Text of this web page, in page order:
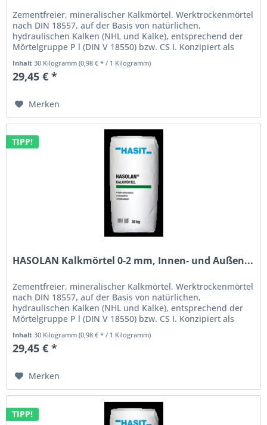
Zementfreier, mineralischer Kalkmörtel. Werktrockenmörtel
nach DIN 18557, auf der Basis von natürlichen,
hydraulischen Kalken (NHL und Kalke), entsprechend der
Mörtelgruppe P l (DIN V 18550) bzw. CS I. Konzipiert als
Inhalt30 Kilogramm(0,98 € * / 1 Kilogramm)
29,45 € *
Merken
TIPP!
HASOLAN Kalkmörtel 0-2 mm, Innen- und Außen...
Zementfreier, mineralischer Kalkmörtel. Werktrockenmörtel
nach DIN 18557, auf der Basis von natürlichen,
hydraulischen Kalken (NHL und Kalke), entsprechend der
Mörtelgruppe P l (DIN V 18550) bzw. CS I. Konzipiert als
reines, zementfreies...
Inhalt30 Kilogramm(0,98 € * / 1 Kilogramm)
29,45 € *
Merken
TIPP!